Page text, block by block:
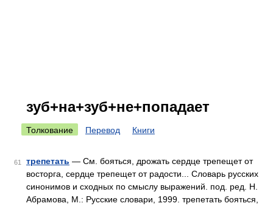
зуб+на+зуб+не+попадает
Толкование Перевод Книги
61 трепетать — См. бояться, дрожать сердце трепещет от
восторга, сердце трепещет от радости... Словарь русских
синонимов и сходных по смыслу выражений. под. ред. Н.
Абрамова, М.: Русские словари, 1999. трепетать бояться,